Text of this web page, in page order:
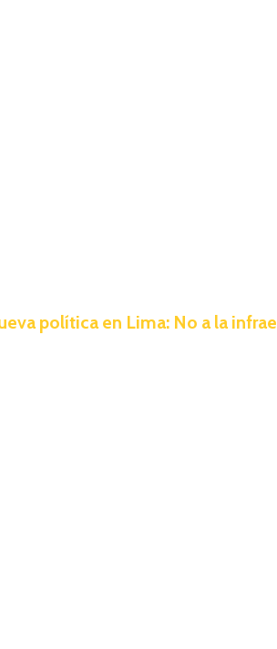
política en Lima: No a la